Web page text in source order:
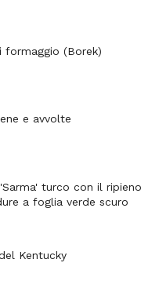
formaggio (Borek)
e avvolte
turco con il ripieno
a foglia verde scuro
Kentucky